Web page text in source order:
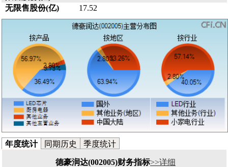
无限售股份(亿)
17.52
年度统计 同期历史 季度统计
德豪润达(002005)财务指标>>详细